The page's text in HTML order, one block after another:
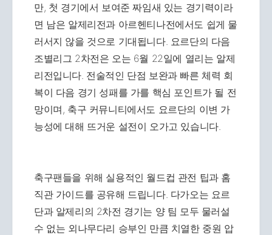
만, 첫 경기에서 보여준 짜임새 있는 경기력이라
면 남은 알제리전과 아르헨티나전에서도 쉽게 물
러서지 않을 것으로 기대됩니다. 요르단의 다음
조별리그 2차전은 오는 6월 22일에 열리는 알제
리전입니다. 전술적인 단점 보완과 빠른 체력 회
복이 다음 경기 성패를 가를 핵심 포인트가 될 전
망이며, 축구 커뮤니티에서도 요르단의 이변 가
능성에 대해 뜨거운 설전이 오가고 있습니다.
축구팬들을 위해 실용적인 월드컵 관전 팁과 홈
직관 가이드를 공유해 드립니다. 다가오는 요르
단과 알제리의 2차전 경기는 양 팀 모두 물러설
수 없는 외나무다리 승부인 만큼 치열한 중원 압